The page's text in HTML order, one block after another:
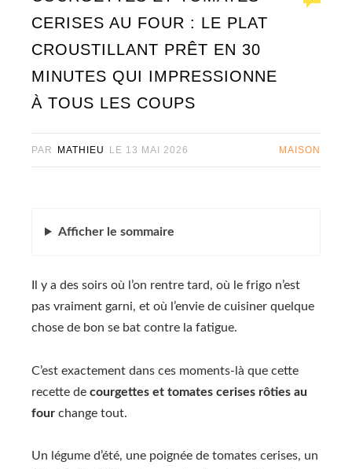
CERISES AU FOUR : LE PLAT
CROUSTILLANT PRÊT EN 30
MINUTES QUI IMPRESSIONNE
À TOUS LES COUPS
PAR MATHIEU LE 13 MAI 2026 MAISON
Afficher le sommaire
Il y a des soirs où l’on rentre tard, où le frigo n’est
pas vraiment garni, et où l’envie de cuisiner quelque
chose de bon se bat contre la fatigue.
C’est exactement dans ces moments-là que cette
recette de courgettes et tomates cerises rôties au
four change tout.
Un légume d’été, une poignée de tomates cerises, un